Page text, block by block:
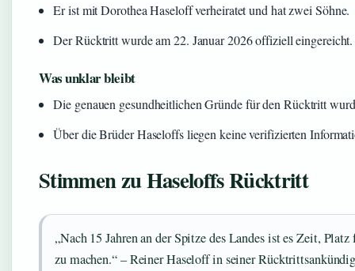
Er ist mit Dorothea Haseloff verheiratet und hat zwei Söhne.
Der Rücktritt wurde am 22. Januar 2026 offiziell eingereicht.
Was unklar bleibt
Die genauen gesundheitlichen Gründe für den Rücktritt
Über die Brüder Haseloffs liegen keine verifizierten
Stimmen zu Haseloffs Rücktritt
„Nach 15 Jahren an der Spitze des Landes ist es Zeit,
zu machen.“ – Reiner Haseloff in seiner